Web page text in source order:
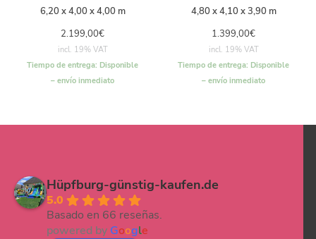
6,20 x 4,00 x 4,00 m
2.199,00€
incl. 19% VAT
Tiempo de entrega: Disponible
– envío inmediato
4,80 x 4,10 x 3,90 m
1.399,00€
incl. 19% VAT
Tiempo de entrega: Disponible
– envío inmediato
Hüpfburg-günstig-kaufen.de
5.0
Basado en 66 reseñas.
powered by Google